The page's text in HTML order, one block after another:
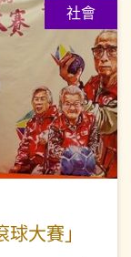
社會
大賽」